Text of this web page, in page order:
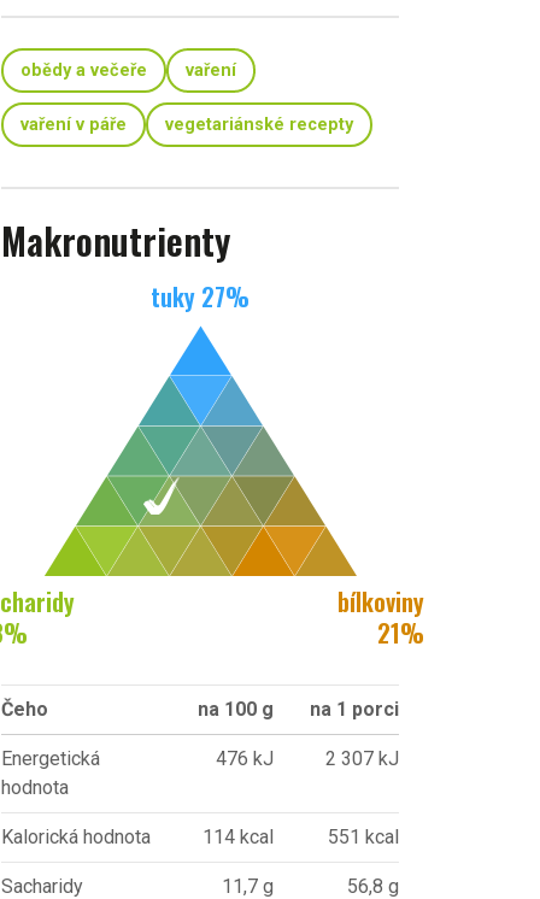
obědy a večeře vaření
vaření v páře vegetariánské recepty
Makronutrienty
tuky 27%
%
bílkoviny
21%
Čeho na 100 g na 1 porci
Energetická
hodnota
476 kJ 2 307 kJ
Kalorická hodnota 114 kcal 551 kcal
Sacharidy
11,7 g
56,8 g